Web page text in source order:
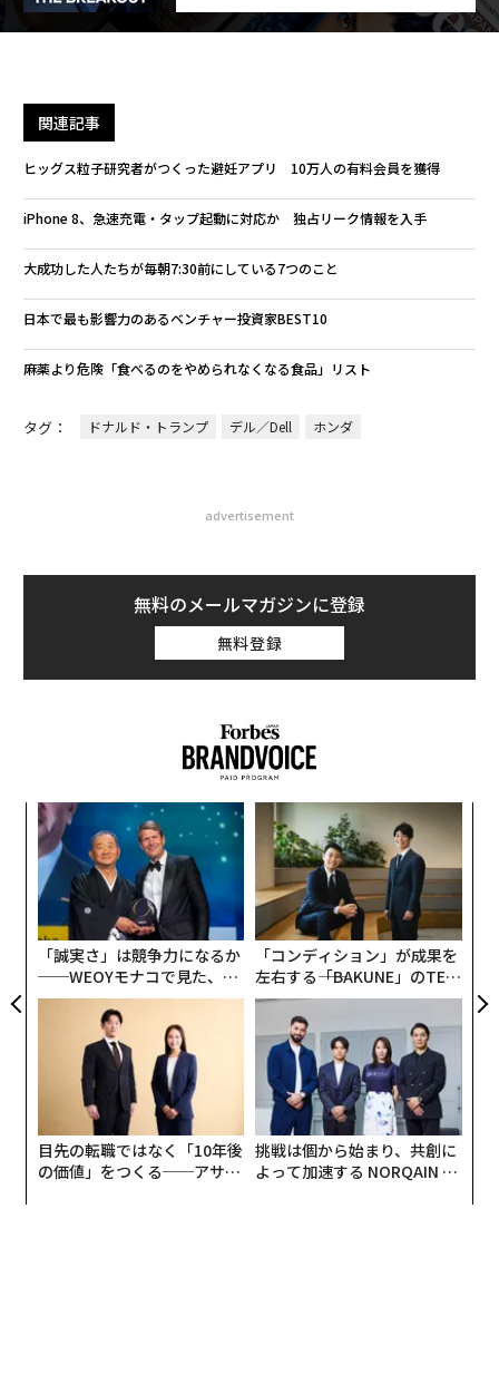
関連記事
ヒッグス粒子研究者がつくった避妊アプリ 10万人の有料会員を獲得
iPhone 8、急速充電・タップ起動に対応か 独占リーク情報を入手
大成功した人たちが毎朝7:30前にしている7つのこと
日本で最も影響力のあるベンチャー投資家BEST10
麻薬より危険「食べるのをやめられなくなる食品」リスト
タグ： ドナルド・トランプ デル／Dell ホンダ
advertisement
無料のメールマガジンに登録
無料登録
「誠実さ」は競争力になるか
──WEOYモナコで見た、く
ら寿司の経営哲学
「コンディション」が成果を
左右する――「BAKUNE」のTEN
TIALが支える「挑戦者の明
目先の転職ではなく「10年後
の価値」をつくる──アサイ
挑戦は個から始まり、共創に
よって加速する NORQAIN JA